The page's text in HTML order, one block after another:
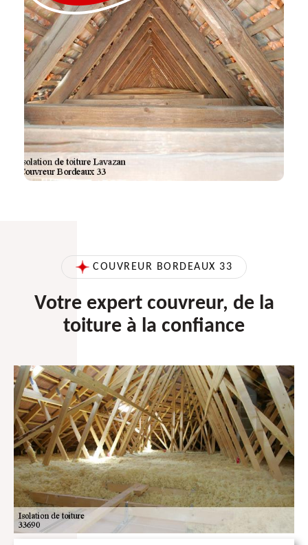
COUVREUR BORDEAUX 33
Votre expert couvreur, de la
toiture à la confiance